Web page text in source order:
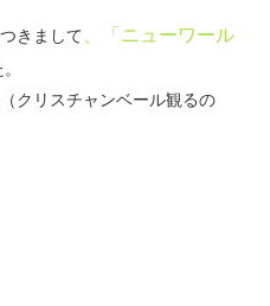
きまして 、「ニューワール
クリスチャンベール観るの